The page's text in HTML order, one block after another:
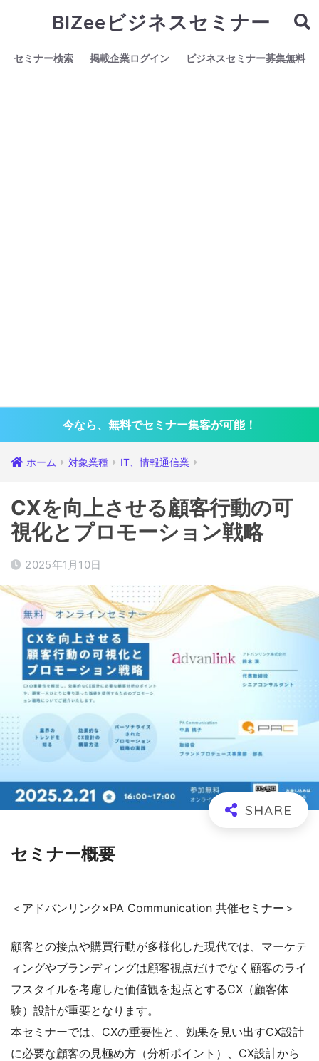
BIZeeビジネスセミナー
セミナー検索 掲載企業ログイン ビジネスセミナー募集無料
今なら、無料でセミナー集客が可能！
ホーム 対象業種 IT、情報通信業
CXを向上させる顧客行動の可
視化とプロモーション戦略
2025年1月10日
セミナー概要
＜アドバンリンク×PA Communication 共催セミナー＞
顧客との接点や購買行動が多様化した現代では、マーケテ
ィングやブランディングは顧客視点だけでなく顧客のライ
フスタイルを考慮した価値観を起点とするCX（顧客体
験）設計が重要となります。
本セミナーでは、CXの重要性と、効果を見い出すCX設計
に必要な顧客の見極め方（分析ポイント）、CX設計から